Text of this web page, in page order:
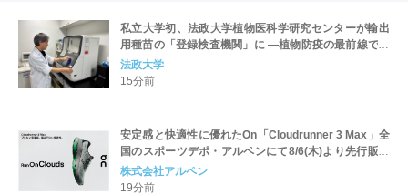
私立大学初、法政大学植物医科学研究センターが輸出
用種苗の「登録検査機関」に ―植物防疫の最前線で社
会へ貢献―
法政大学
15分前
安定感と快適性に優れたOn「Cloudrunner 3 Max」全
国のスポーツデポ・アルペンにて8/6(木)より先行販売
開始 全国4か所の旗艦店で試走イベントも開催
株式会社アルペン
19分前